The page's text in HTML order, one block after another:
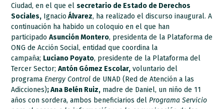
Ciudad, en el que elsecretario de Estado de Derechos
Sociales, Ignacio Álvarez, ha realizado el discurso inaugural. A
continuación ha habido un coloquio en el que han
participadoAsunción Montero, presidenta de la Plataforma de
ONG de Acción Social, entidad que coordina la
campaña; Luciano Poyato, presidente de la Plataforma del
Tercer Sector;Antón Gómez Escolar, voluntario del
programa Energy Control de UNAD (Red de Atención a las
Adicciones); Ana Belén Ruiz, madre de Daniel, un niño de 11
años con sordera, ambos beneficiarios del Programa Servicio